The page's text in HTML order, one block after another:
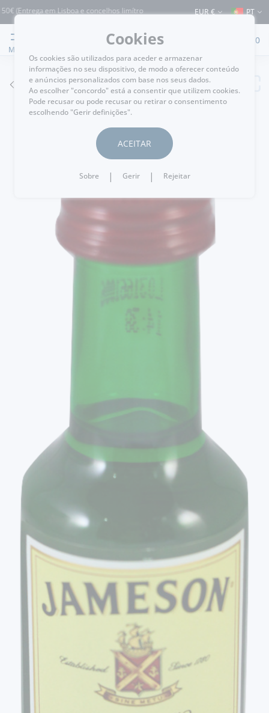
em Lisboa e concelhos limítrofes) ⚠️ Envios para Portugal e para o resto
EUR € PT
MENU
0
VOLTAR
Cookies
Os cookies são utilizados para aceder e armazenar
informações no seu dispositivo, de modo a oferecer conteúdo
e anúncios personalizados com base nos seus dados.
Ao escolher "concordo" está a consentir que utilizem cookies.
Pode recusar ou pode recusar ou retirar o consentimento
escolhendo "Gerir definições".
ACEITAR
Sobre | Gerir | Rejeitar